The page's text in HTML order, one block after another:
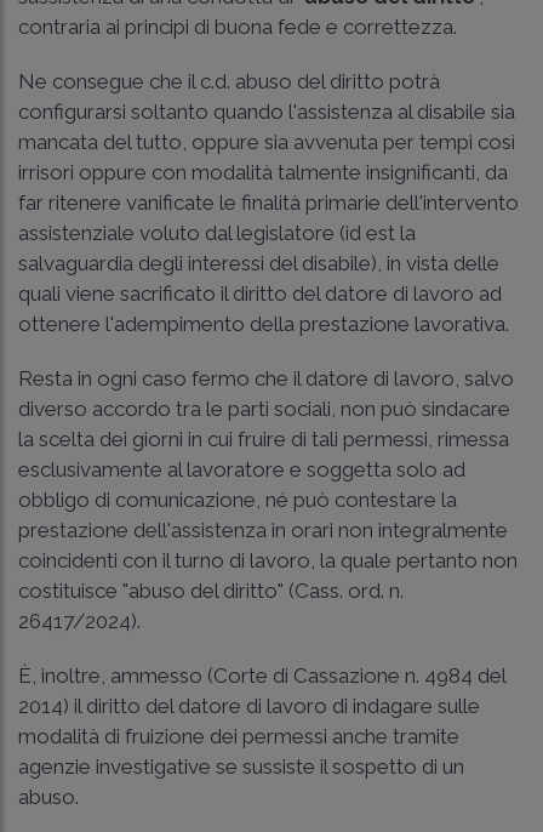
contraria ai principi di buona fede e correttezza.
Ne consegue che il c.d. abuso del diritto potrà
configurarsi soltanto quando l'assistenza al disabile sia
mancata del tutto, oppure sia avvenuta per tempi così
irrisori oppure con modalità talmente insignificanti, da
far ritenere vanificate le finalità primarie dell'intervento
assistenziale voluto dal legislatore (id est la
salvaguardia degli interessi del disabile), in vista delle
quali viene sacrificato il diritto del datore di lavoro ad
ottenere l'adempimento della prestazione lavorativa.
Resta in ogni caso fermo che il datore di lavoro, salvo
diverso accordo tra le parti sociali, non può sindacare
la scelta dei giorni in cui fruire di tali permessi, rimessa
esclusivamente al lavoratore e soggetta solo ad
obbligo di comunicazione, né può contestare la
prestazione dell'assistenza in orari non integralmente
coincidenti con il turno di lavoro, la quale pertanto non
costituisce "abuso del diritto" (Cass. ord. n.
26417/2024).
È, inoltre, ammesso (Corte di Cassazione n. 4984 del
2014) il diritto del datore di lavoro di indagare sulle
modalità di fruizione dei permessi anche tramite
agenzie investigative se sussiste il sospetto di un
abuso.